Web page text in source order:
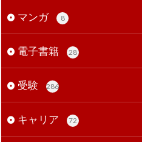
マンガ
8
電子書籍 28
受験 286
キャリア 72